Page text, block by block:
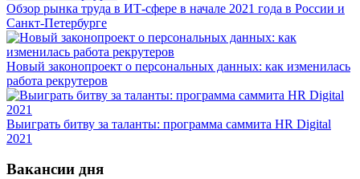
Обзор рынка труда в ИТ-сфере в начале 2021 года в России и
Санкт-Петербурге
Новый законопроект о персональных данных: как изменилась
работа рекрутеров
Выиграть битву за таланты: программа саммита HR Digital
2021
Вакансии дня